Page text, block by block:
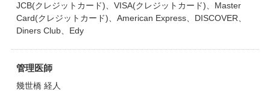
JCB(クレジットカード)、VISA(クレジットカード)、Master
Card(クレジットカード)、American Express、DISCOVER、
Diners Club、Edy
管理医師
幾世橋 経人